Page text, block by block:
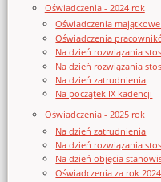
Oświadczenia - 2024 rok
Oświadczenia
Oświadczenia
Na dzień rozwiązania
Na dzień rozwiązania
Na dzień zatrudnienia
Na początek IX kadencji
Oświadczenia - 2025 rok
Na dzień zatrudnienia
Na dzień rozwiązania
Na dzień objęcia
Oświadczenia za rok 2024